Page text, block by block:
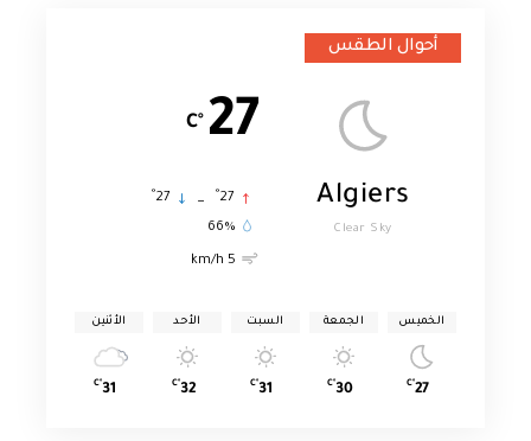
أحوال الطقس
27
°C
Algiers
Clear Sky
27
°
_
27
°
66%
5 km/h
الخميس
27
°C
الجمعة
30
°C
السبت
31
°C
الأحد
32
°C
الأثنين
31
°C